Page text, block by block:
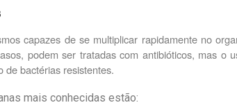
capazes de se multiplicar rapidamente no
podem ser tratadas com antibióticos, mas o
de bactérias resistentes.
mais conhecidas estão: